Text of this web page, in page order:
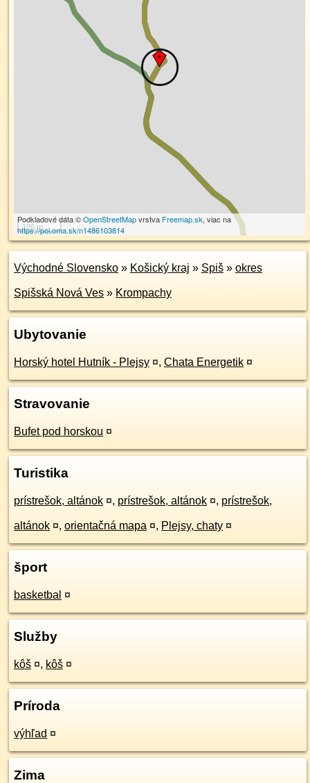
100 m
Podkladové dáta ©OpenStreetMapvrstva Freemap.sk, viac na
https://poi.oma.sk/n1486103814
Východné Slovensko » Košický kraj » Spiš » okres
Spišská Nová Ves » Krompachy
Ubytovanie
Horský hotel Hutník - Plejsy ¤, Chata Energetik ¤
Stravovanie
Bufet pod horskou ¤
Turistika
prístrešok, altánok ¤, prístrešok, altánok ¤, prístrešok,
altánok ¤, orientačná mapa ¤, Plejsy, chaty ¤
šport
basketbal ¤
Služby
kôš ¤, kôš ¤
Príroda
výhľad ¤
Zima